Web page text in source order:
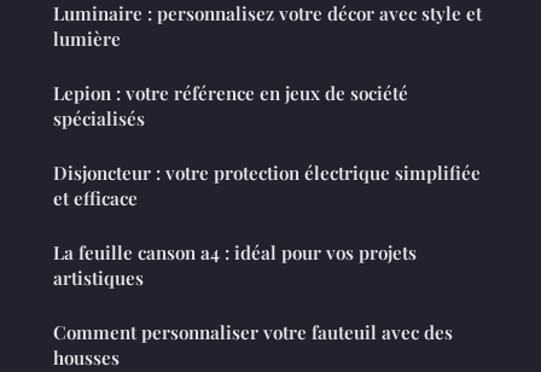
Luminaire : personnalisez votre décor avec style et
lumière
Lepion : votre référence en jeux de société
spécialisés
Disjoncteur : votre protection électrique simplifiée
et efficace
La feuille canson a4 : idéal pour vos projets
artistiques
Comment personnaliser votre fauteuil avec des
housses